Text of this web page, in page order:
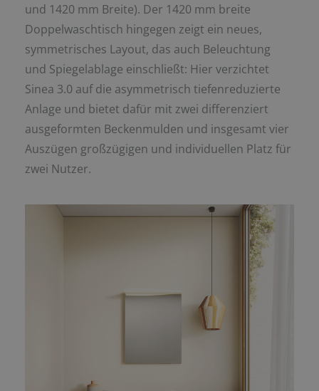
und 1420 mm Breite). Der 1420 mm breite
Doppelwaschtisch hingegen zeigt ein neues,
symmetrisches Layout, das auch Beleuchtung
und Spiegelablage einschließt: Hier verzichtet
Sinea 3.0 auf die asymmetrisch tiefenreduzierte
Anlage und bietet dafür mit zwei differenziert
ausgeformten Beckenmulden und insgesamt vier
Auszügen großzügigen und individuellen Platz für
zwei Nutzer.